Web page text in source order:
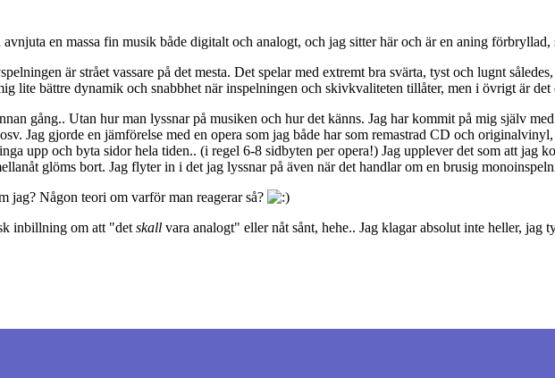
en massa fin musik både digitalt och analogt, och jag sitter här och är en aning
är strået vassare på det mesta. Det spelar med extremt bra svärta, tyst och lugnt
lite bättre dynamik och snabbhet när inspelningen och skivkvaliteten tillåter, men i övrigt är det
gång.. Utan hur man lyssnar på musiken och hur det känns. Jag har kommit på mig själv
Jag gjorde en jämförelse med en opera som jag både har som remastrad CD och
upp och byta sidor hela tiden.. (i regel 6-8 sidbyten per opera!) Jag upplever det som att jag
glöms bort. Jag flyter in i det jag lyssnar på även när det handlar om en brusig
jag? Någon teori om varför man reagerar så?
inbillning om att "det skall vara analogt" eller nåt sånt, hehe.. Jag klagar absolut inte heller,